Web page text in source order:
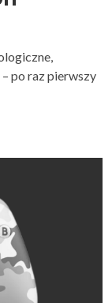
po raz pierwszy